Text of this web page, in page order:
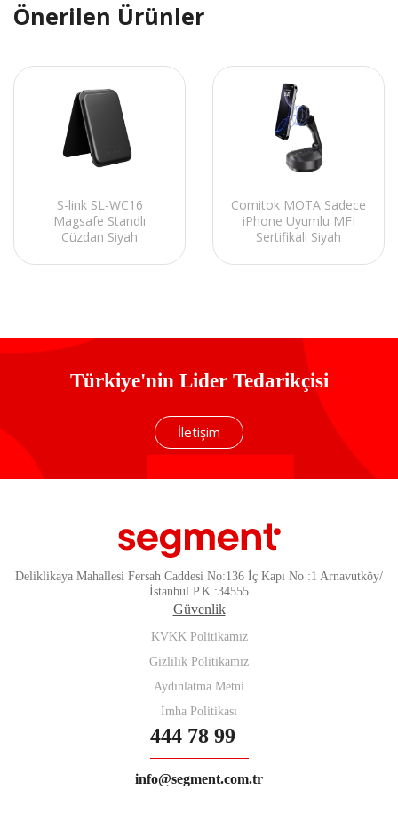
Önerilen Ürünler
S-link SL-WC16
Magsafe Standlı
Cüzdan Siyah
Comitok MOTA Sadece
iPhone Uyumlu MFI
Sertifikalı Siyah
Türkiye'nin Lider Tedarikçisi
İletişim
Deliklikaya Mahallesi Fersah Caddesi No:136 İç Kapı No :1 Arnavutköy/
İstanbul P.K :34555
Güvenlik
KVKK Politikamız
Gizlilik Politikamız
Aydınlatma Metni
İmha Politikası
444 78 99
info@segment.com.tr